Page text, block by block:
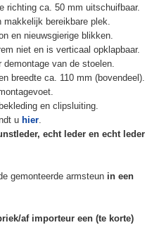
richting ca. 50 mm uitschuifbaar.
makkelijk bereikbare plek.
en nieuwsgierige blikken.
niet en is verticaal opklapbaar.
van de stoelen.
breedte ca. 110 mm (bovendeel).
en clipsluiting.
u hier.
echt leder en echt leder
gemonteerde armsteun in een
af importeur een (te korte)